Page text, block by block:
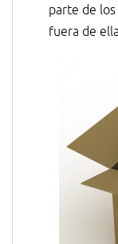
parte de
fuera de